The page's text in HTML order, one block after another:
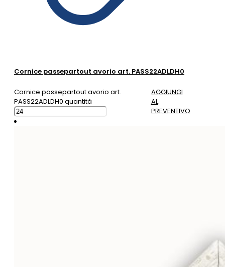
Cornice passepartout avorio art. PASS22ADLDH0
Cornice passepartout avorio art.
PASS22ADLDH0 quantità
AGGIUNGI
AL
PREVENTIVO